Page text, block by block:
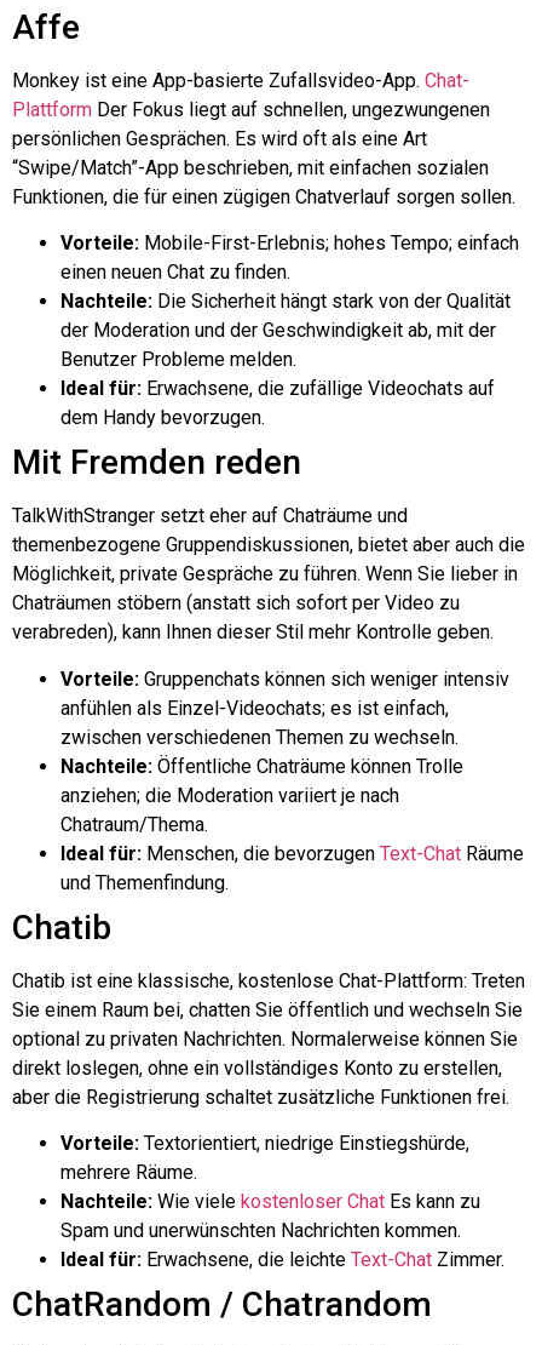
Affe
Monkey ist eine App-basierte Zufallsvideo-App. Chat-
Plattform Der Fokus liegt auf schnellen, ungezwungenen
persönlichen Gesprächen. Es wird oft als eine Art
“Swipe/Match”-App beschrieben, mit einfachen sozialen
Funktionen, die für einen zügigen Chatverlauf sorgen sollen.
Vorteile: Mobile-First-Erlebnis; hohes Tempo; einfach
einen neuen Chat zu finden.
Nachteile: Die Sicherheit hängt stark von der Qualität
der Moderation und der Geschwindigkeit ab, mit der
Benutzer Probleme melden.
Ideal für: Erwachsene, die zufällige Videochats auf
dem Handy bevorzugen.
Mit Fremden reden
TalkWithStranger setzt eher auf Chaträume und
themenbezogene Gruppendiskussionen, bietet aber auch die
Möglichkeit, private Gespräche zu führen. Wenn Sie lieber in
Chaträumen stöbern (anstatt sich sofort per Video zu
verabreden), kann Ihnen dieser Stil mehr Kontrolle geben.
Vorteile: Gruppenchats können sich weniger intensiv
anfühlen als Einzel-Videochats; es ist einfach,
zwischen verschiedenen Themen zu wechseln.
Nachteile: Öffentliche Chaträume können Trolle
anziehen; die Moderation variiert je nach
Chatraum/Thema.
Ideal für: Menschen, die bevorzugen Text-Chat Räume
und Themenfindung.
Chatib
Chatib ist eine klassische, kostenlose Chat-Plattform: Treten
Sie einem Raum bei, chatten Sie öffentlich und wechseln Sie
optional zu privaten Nachrichten. Normalerweise können Sie
direkt loslegen, ohne ein vollständiges Konto zu erstellen,
aber die Registrierung schaltet zusätzliche Funktionen frei.
Vorteile: Textorientiert, niedrige Einstiegshürde,
mehrere Räume.
Nachteile: Wie viele kostenloser Chat Es kann zu
Spam und unerwünschten Nachrichten kommen.
Ideal für: Erwachsene, die leichte Text-Chat Zimmer.
ChatRandom / Chatrandom